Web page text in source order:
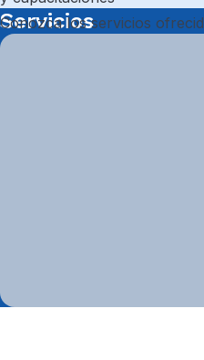
Servicios
Conozca los servicios